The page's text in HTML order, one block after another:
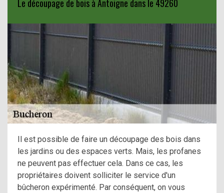
Le découpage de bois à Antoigne dans le 49260
Il est possible de faire un découpage des bois dans
les jardins ou des espaces verts. Mais, les profanes
ne peuvent pas effectuer cela. Dans ce cas, les
propriétaires doivent solliciter le service d'un
bûcheron expérimenté. Par conséquent, on vous